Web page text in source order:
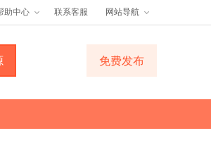
助中心 联系客服 网站导航
免费发布